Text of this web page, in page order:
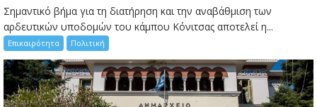
Σημαντικό βήμα για τη διατήρηση και την αναβάθμιση των
αρδευτικών υποδομών του κάμπου Κόνιτσας αποτελεί η...
Επικαιρότητα Πολιτική